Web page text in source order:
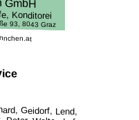
Geidorf, Lend,
Waltendorf,
Eggenberg,
Puntigam /